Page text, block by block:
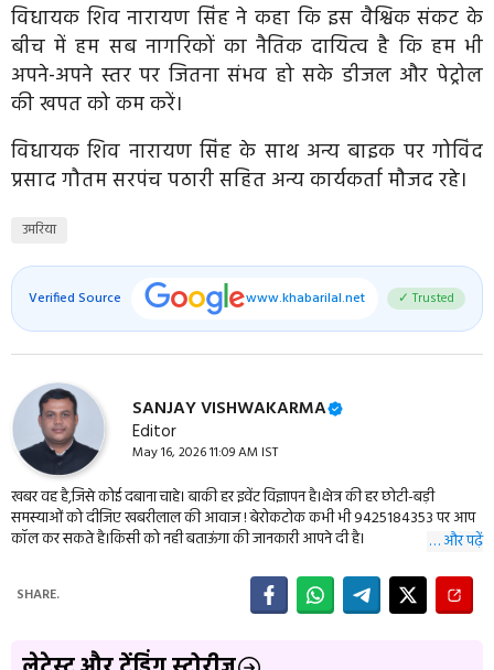
विधायक शिव नारायण सिंह ने कहा कि इस वैश्विक संकट के
बीच में हम सब नागरिकों का नैतिक दायित्व है कि हम भी
अपने-अपने स्तर पर जितना संभव हो सके डीजल और पेट्रोल
की खपत को कम करें।
विधायक शिव नारायण सिंह के साथ अन्य बाइक पर गोविंद
प्रसाद गौतम सरपंच पठारी सहित अन्य कार्यकर्ता मौजद रहे।
उमरिया
Verified Source www.khabarilal.net ✓ Trusted
SANJAY VISHWAKARMA
Editor
May 16, 2026 11:09 AM IST
खबर वह है,जिसे कोई दबाना चाहे। बाकी हर इवेंट विज्ञापन है।क्षेत्र की हर छोटी-बड़ी
समस्याओं को दीजिए खबरीलाल की आवाज ! बेरोकटोक कभी भी 9425184353 पर आप
कॉल कर सकते है।किसी को नही बताऊंगा की जानकारी आपने दी है।
… और पढ़ें
SHARE.